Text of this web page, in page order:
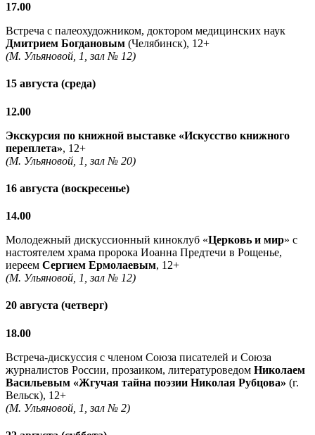
17.00
Встреча с палеохудожником, доктором медицинских наук
Дмитрием Богдановым (Челябинск), 12+
(М. Ульяновой, 1, зал № 12)
15 августа (среда)
12.00
Экскурсия по книжной выставке «Искусство книжного
переплета», 12+
(М. Ульяновой, 1, зал № 20)
16 августа (воскресенье)
14.00
Молодежный дискуссионный киноклуб «Церковь и мир» с
настоятелем храма пророка Иоанна Предтечи в Рощенье,
иереем Сергием Ермолаевым, 12+
(М. Ульяновой, 1, зал № 12)
20 августа (четверг)
18.00
Встреча-дискуссия с членом Союза писателей и Союза
журналистов России, прозаиком, литературоведом Николаем
Васильевым «Жгучая тайна поэзии Николая Рубцова» (г.
Вельск), 12+
(М. Ульяновой, 1, зал № 2)